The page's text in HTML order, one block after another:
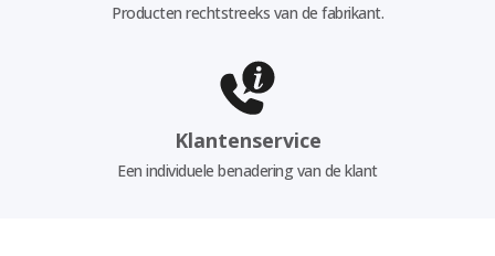
Producten rechtstreeks van de fabrikant.
Klantenservice
Een individuele benadering van de klant